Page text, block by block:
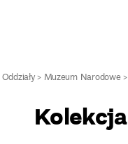
Oddziały> Muzeum Narodowe>
Kolekcja